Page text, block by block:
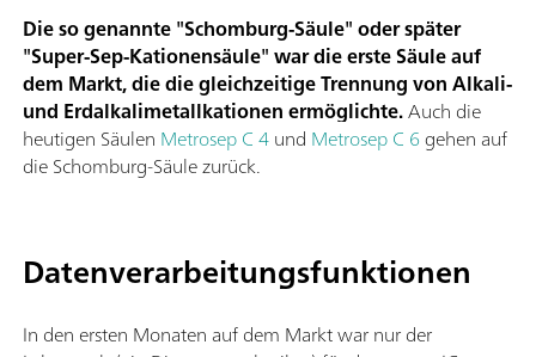
Die so genannte "Schomburg-Säule" oder später
"Super-Sep-Kationensäule" war die erste Säule auf
dem Markt, die die gleichzeitige Trennung von Alkali-
und Erdalkalimetallkationen ermöglichte.Auch die
heutigen Säulen Metrosep C 4und Metrosep C 6gehen auf
die Schomburg-Säule zurück.
Datenverarbeitungsfunktionen
In den ersten Monaten auf dem Markt war nur der